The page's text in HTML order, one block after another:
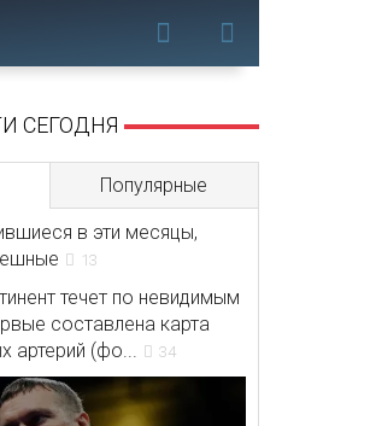
СЕГОДНЯ
Популярные
в эти месяцы,
13
течет по невидимым
составлена карта
артерий (фо...
34